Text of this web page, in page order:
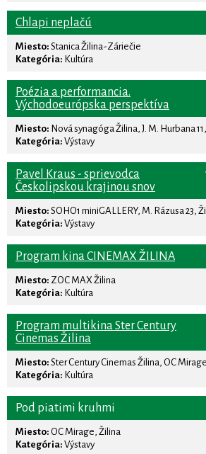
Chlapi neplačú
Miesto: Stanica Žilina-Záriečie
Kategória: Kultúra
Poézia a performancia.
Východoeurópska perspektíva
Miesto: Nová synagóga Žilina, J. M. Hurbana
Kategória: Výstavy
Pavel Kraus - sprievodca
Českolipskou krajinou snov
Miesto: SOHO1 miniGALLERY, M. Rázusa 23,
Kategória: Výstavy
Program kina CINEMAX ŽILINA
Miesto: ZOC MAX Žilina
Kategória: Kultúra
Program multikina Ster Century
Cinemas Žilina
Miesto: Ster Century Cinemas Žilina, OC Mirage
Kategória: Kultúra
Pod piatimi kruhmi
Miesto: OC Mirage, Žilina
Kategória: Výstavy